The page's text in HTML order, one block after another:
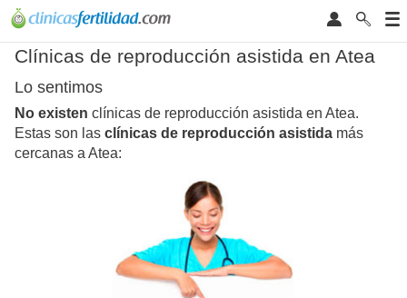
Clínicas de reproducción asistida en Atea
Lo sentimos
No existen clínicas de reproducción asistida en Atea.
Estas son las clínicas de reproducción asistida más
cercanas a Atea: